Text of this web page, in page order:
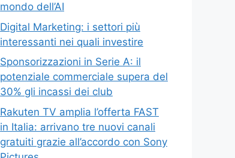
mondo dell’AI
Digital Marketing: i settori più
interessanti nei quali investire
Sponsorizzazioni in Serie A: il
potenziale commerciale supera del
30% gli incassi dei club
Rakuten TV amplia l’offerta FAST
in Italia: arrivano tre nuovi canali
gratuiti grazie all’accordo con Sony